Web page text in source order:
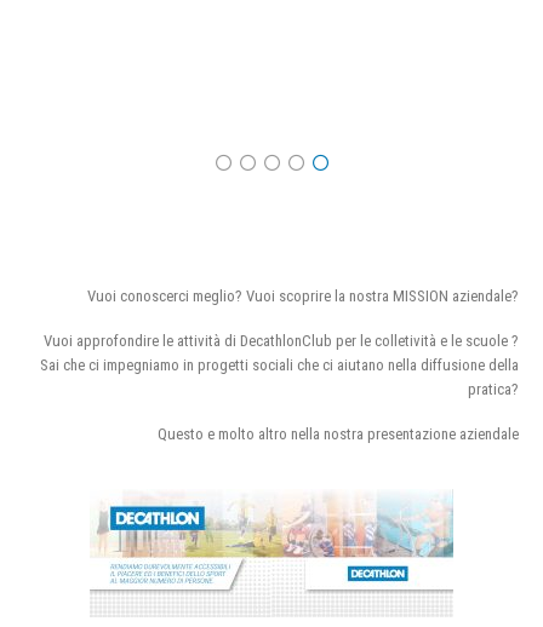
Vuoi conoscerci meglio? Vuoi scoprire la nostra MISSION aziendale?
Vuoi approfondire le attività di DecathlonClub per le colletività e le scuole ?
Sai che ci impegniamo in progetti sociali che ci aiutano nella diffusione della
pratica?
Questo e molto altro nella nostra presentazione aziendale